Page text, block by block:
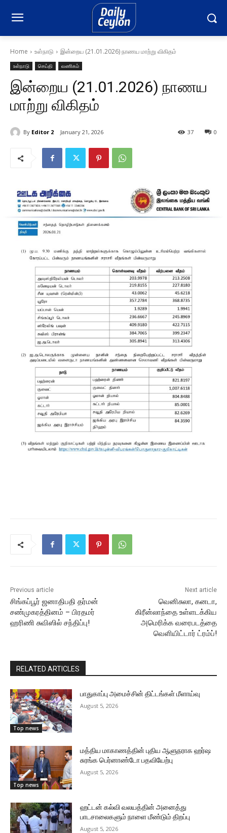
Home உள்நாடு இன்றைய (21.01.2026) நாணய மாற்று விகிதம்
உள்நாடு செய்தி வணிகம்
இன்றைய (21.01.2026) நாணய
மாற்று விகிதம்
By Editor 2 January 21, 2026 0
37
Previous article
சிங்கப்பூர் ஜனாதிபதி தர்மன்
சண்முகரத்தினம் – பிரதமர்
ஹரிணி சுவிஸில் சந்திப்பு!
Next article
வெனிசுலா, கனடா,
கிரீன்லாந்தை உள்ளடக்கிய
அமெரிக்க வரைபடத்தை
வெளியிட்டார் ட்ரம்ப்!
RELATED ARTICLES
Top news
பாதுகாப்பு அமைச்சின் திட்டங்கள் மீளாய்வு
August 5, 2026
Top news
மத்திய மாகாணத்தின் புதிய ஆளுநராக ஹர்ஷ
சுரங்க பெர்னாண்டோ பதவியேற்பு
August 5, 2026
ஹட்டன் கல்வி வலயத்தின் அனைத்து
பாடசாலைகளும் நாளை மீண்டும் திறப்பு
August 5, 2026